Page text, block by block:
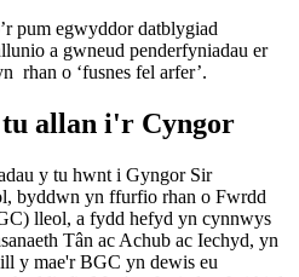
pum egwyddor datblygiad
a gwneud penderfyniadau er
rhan o ‘fusnes fel arfer’.
allan i'r Cyngor
y tu hwnt i Gyngor Sir
byddwn yn ffurfio rhan o Fwrdd
lleol, a fydd hefyd yn cynnwys
Tân ac Achub ac Iechyd, yn
y mae'r BGC yn dewis eu